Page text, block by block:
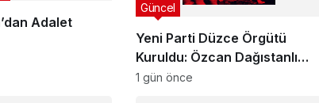
Adalet
Yeni Parti Düzce Örgütü
Kuruldu: Özcan Dağıstanlı
Görev Dağılımını Açıkladı !
Güncel
1 gün önce